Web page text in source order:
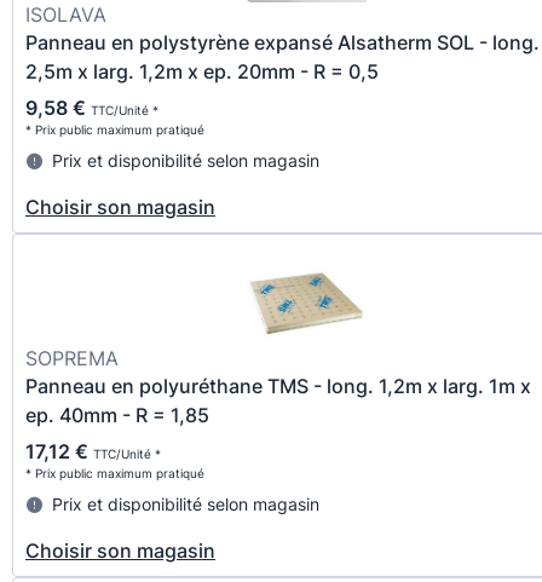
ISOLAVA
Panneau en polystyrène expansé Alsatherm SOL - long.
2,5m x larg. 1,2m x ep. 20mm - R = 0,5
9,58 € TTC/Unité *
* Prix public maximum pratiqué
Prix et disponibilité selon magasin
Choisir son magasin
SOPREMA
Panneau en polyuréthane TMS - long. 1,2m x larg. 1m x
ep. 40mm - R = 1,85
17,12 € TTC/Unité *
* Prix public maximum pratiqué
Prix et disponibilité selon magasin
Choisir son magasin